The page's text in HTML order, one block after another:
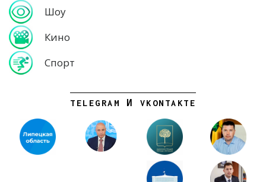
Шоу
Кино
Спорт
TELEGRAM И VKONTAKTE